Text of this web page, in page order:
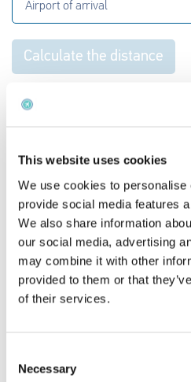
This website uses cookies
We use cookies to personalise
provide social media features
We also share information
our social media, advertising
may combine it with other
provided to them or that
of their services.
Selection
Necessary
Airport of arrival
Calculate the distance
¿Cómo obtener una
Le asesoramos
derecho a una
cancelado. Introduzca el
fecha de cancelación en la
indemnización por vuelo y
asesoramiento de
Vuelos recientes con